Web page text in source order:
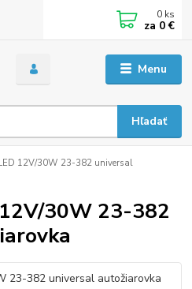
Menu
Hľadať
0 ks
za 0 €
12V/30W 23-382 universal
30W 23-382